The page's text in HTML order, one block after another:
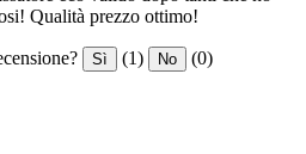
Qualità prezzo ottimo!
Sì (1) No (0)